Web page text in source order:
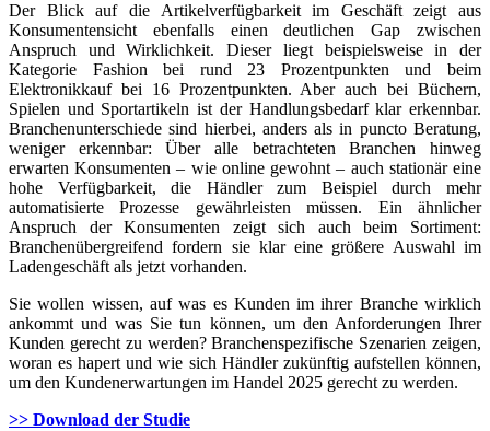
Der Blick auf die Artikelverfügbarkeit im Geschäft zeigt aus
Konsumentensicht ebenfalls einen deutlichen Gap zwischen
Anspruch und Wirklichkeit. Dieser liegt beispielsweise in der
Kategorie Fashion bei rund 23 Prozentpunkten und beim
Elektronikkauf bei 16 Prozentpunkten. Aber auch bei Büchern,
Spielen und Sportartikeln ist der Handlungsbedarf klar erkennbar.
Branchenunterschiede sind hierbei, anders als in puncto Beratung,
weniger erkennbar: Über alle betrachteten Branchen hinweg
erwarten Konsumenten – wie online gewohnt – auch stationär eine
hohe Verfügbarkeit, die Händler zum Beispiel durch mehr
automatisierte Prozesse gewährleisten müssen. Ein ähnlicher
Anspruch der Konsumenten zeigt sich auch beim Sortiment:
Branchenübergreifend fordern sie klar eine größere Auswahl im
Ladengeschäft als jetzt vorhanden.
Sie wollen wissen, auf was es Kunden im ihrer Branche wirklich
ankommt und was Sie tun können, um den Anforderungen Ihrer
Kunden gerecht zu werden? Branchenspezifische Szenarien zeigen,
woran es hapert und wie sich Händler zukünftig aufstellen können,
um den Kundenerwartungen im Handel 2025 gerecht zu werden.
>> Download der Studie